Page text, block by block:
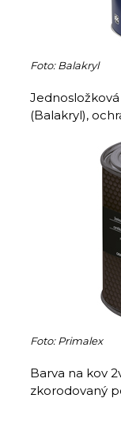
Foto: Balakryl
(Balakryl),
Foto: Primalex
Barva na kov
zkorodovaný